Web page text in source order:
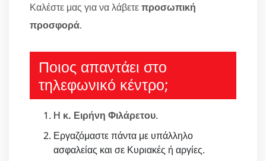
Καλέστε μας για να λάβετεπροσωπική
προσφορά.
Ποιος απαντάει στο
τηλεφωνικό κέντρο;
Η κ. Ειρήνη Φιλάρετου.
Εργαζόμαστε πάντα με υπάλληλο
ασφαλείας και σε Κυριακές ή αργίες.